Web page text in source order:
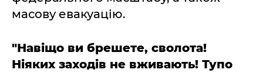
масову евакуацію.
"Навіщо ви брешете, сволота!
Ніяких заходів не вживають! Тупо